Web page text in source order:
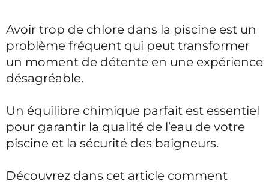
Avoir trop de chlore dans la piscine est un
problème fréquent qui peut transformer
un moment de détente en une expérience
désagréable.
Un équilibre chimique parfait est essentiel
pour garantir la qualité de l’eau de votre
piscine et la sécurité des baigneurs.
Découvrez dans cet article comment